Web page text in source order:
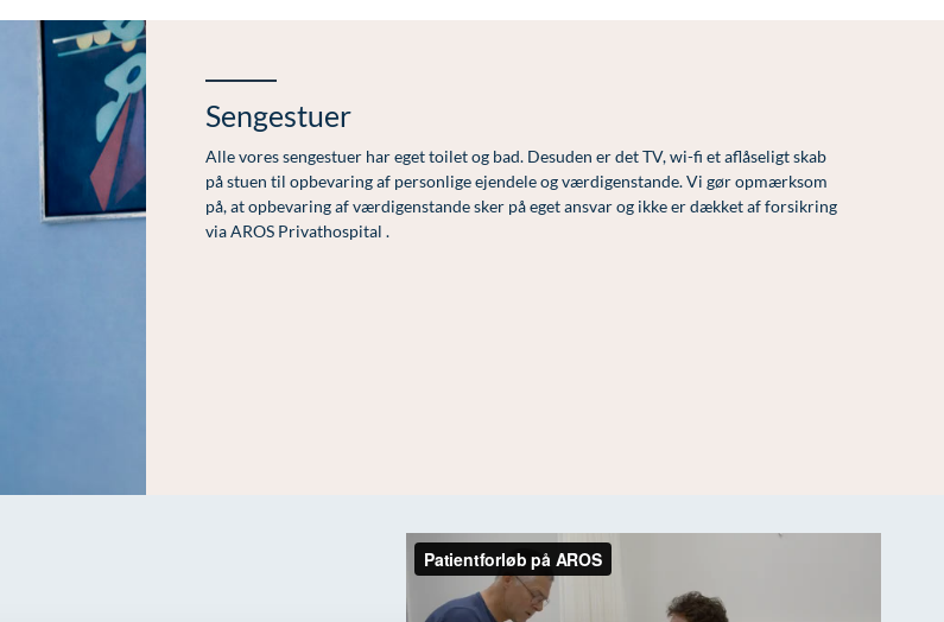
Sengestuer
Alle vores sengestuer har eget toilet og bad. Desuden er det TV, wi-fi et aflåseligt skab
på stuen til opbevaring af personlige ejendele og værdigenstande. Vi gør opmærksom
på, at opbevaring af værdigenstande sker på eget ansvar og ikke er dækket af forsikring
viaAROS Privathospital .